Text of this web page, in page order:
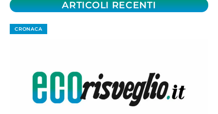
ARTICOLI RECENTI
CRONACA